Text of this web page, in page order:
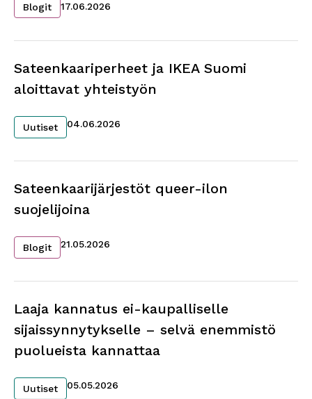
Blogit 17.06.2026
Sateenkaariperheet ja IKEA Suomi
aloittavat yhteistyön
Uutiset 04.06.2026
Sateenkaarijärjestöt queer-ilon
suojelijoina
Blogit 21.05.2026
Laaja kannatus ei-kaupalliselle
sijaissynnytykselle – selvä enemmistö
puolueista kannattaa
Uutiset 05.05.2026